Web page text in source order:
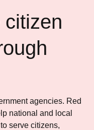
citizen
agencies. Red
national and local
serve citizens,